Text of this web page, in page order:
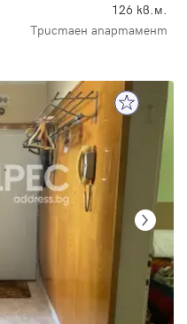
126 кв.м.
Тристаен апартамент